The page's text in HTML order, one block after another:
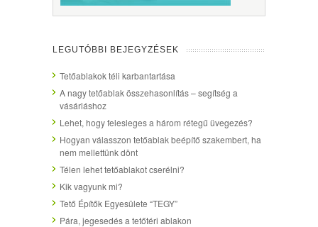
LEGUTÓBBI BEJEGYZÉSEK
Tetőablakok téli karbantartása
A nagy tetőablak összehasonlítás – segítség a
vásárláshoz
Lehet, hogy felesleges a három rétegű üvegezés?
Hogyan válasszon tetőablak beépítő szakembert, ha
nem mellettünk dönt
Télen lehet tetőablakot cserélni?
Kik vagyunk mi?
Tető Építők Egyesülete “TEGY”
Pára, jegesedés a tetőtéri ablakon